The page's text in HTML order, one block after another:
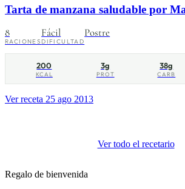
Tarta de manzana saludable por
8
RACIONES
Fácil
DIFICULTAD
Postre
200
KCAL
3g
PROT
38g
CARB
Ver receta 25 ago 2013
Ver todo el recetario
Regalo de bienvenida